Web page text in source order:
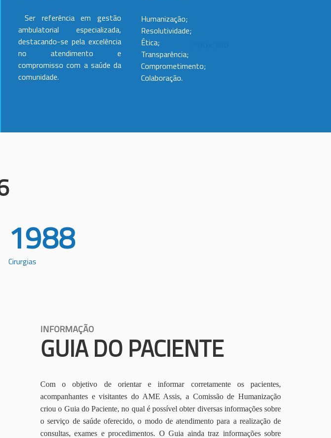
Ser referência em gestão
ambulatorial especializada,
destacando-se pela excelência
no atendimento e
compromisso com a saúde da
comunidade.
Humanização;
Resolutividade;
Ética;
Transparência;
Comprometimento;
Colaboração.
1988
Cirurgias
INFORMAÇÃO
GUIA DO PACIENTE
Com o objetivo de orientar e informar corretamente os pacientes,
acompanhantes e visitantes do AME Assis, a Comissão de Humanização
criou o Guia do Paciente, no qual é possível obter diversas informações sobre
o serviço de saúde oferecido, o modo de atendimento para a realização de
consultas, exames e procedimentos. O Guia ainda traz informações sobre